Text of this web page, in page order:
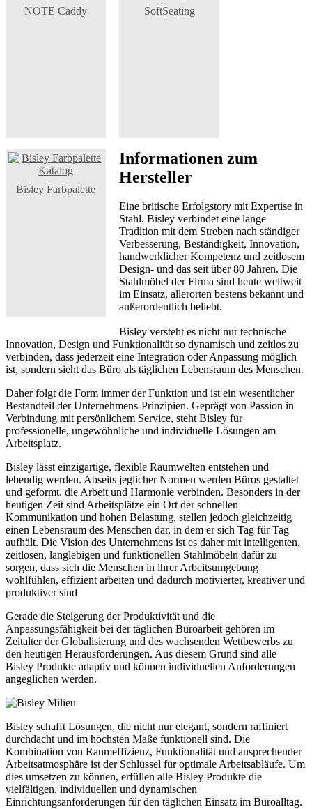
NOTE Caddy SoftSeating
Bisley Farbpalette
Informationen zum
Hersteller
Eine britische Erfolgstory mit Expertise in
Stahl. Bisley verbindet eine lange
Tradition mit dem Streben nach ständiger
Verbesserung, Beständigkeit, Innovation,
handwerklicher Kompetenz und zeitlosem
Design- und das seit über 80 Jahren. Die
Stahlmöbel der Firma sind heute weltweit
im Einsatz, allerorten bestens bekannt und
außerordentlich beliebt.
Bisley versteht es nicht nur technische
Innovation, Design und Funktionalität so dynamisch und zeitlos zu
verbinden, dass jederzeit eine Integration oder Anpassung möglich
ist, sondern sieht das Büro als täglichen Lebensraum des Menschen.
Daher folgt die Form immer der Funktion und ist ein wesentlicher
Bestandteil der Unternehmens-Prinzipien. Geprägt von Passion in
Verbindung mit persönlichem Service, steht Bisley für
professionelle, ungewöhnliche und individuelle Lösungen am
Arbeitsplatz.
Bisley lässt einzigartige, flexible Raumwelten entstehen und
lebendig werden. Abseits jeglicher Normen werden Büros gestaltet
und geformt, die Arbeit und Harmonie verbinden. Besonders in der
heutigen Zeit sind Arbeitsplätze ein Ort der schnellen
Kommunikation und hohen Belastung, stellen jedoch gleichzeitig
einen Lebensraum des Menschen dar, in dem er sich Tag für Tag
aufhält. Die Vision des Unternehmens ist es daher mit intelligenten,
zeitlosen, langlebigen und funktionellen Stahlmöbeln dafür zu
sorgen, dass sich die Menschen in ihrer Arbeitsumgebung
wohlfühlen, effizient arbeiten und dadurch motivierter, kreativer und
produktiver sind
Gerade die Steigerung der Produktivität und die
Anpassungsfähigkeit bei der täglichen Büroarbeit gehören im
Zeitalter der Globalisierung und des wachsenden Wettbewerbs zu
den heutigen Herausforderungen. Aus diesem Grund sind alle
Bisley Produkte adaptiv und können individuellen Anforderungen
angeglichen werden.
Bisley schafft Lösungen, die nicht nur elegant, sondern raffiniert
durchdacht und im höchsten Maße funktionell sind. Die
Kombination von Raumeffizienz, Funktionalität und ansprechender
Arbeitsatmosphäre ist der Schlüssel für optimale Arbeitsabläufe. Um
dies umsetzen zu können, erfüllen alle Bisley Produkte die
vielfältigen, individuellen und dynamischen
Einrichtungsanforderungen für den täglichen Einsatz im Büroalltag.